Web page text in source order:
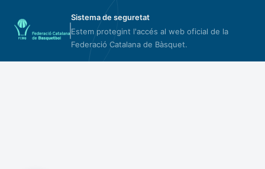
Sistema de seguretat
Estem protegint l'accés al web oficial de la
Federació Catalana de Bàsquet.